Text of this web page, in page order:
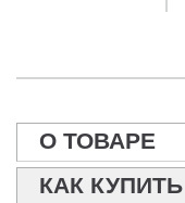
О ТОВАРЕ
КАК КУПИТЬ